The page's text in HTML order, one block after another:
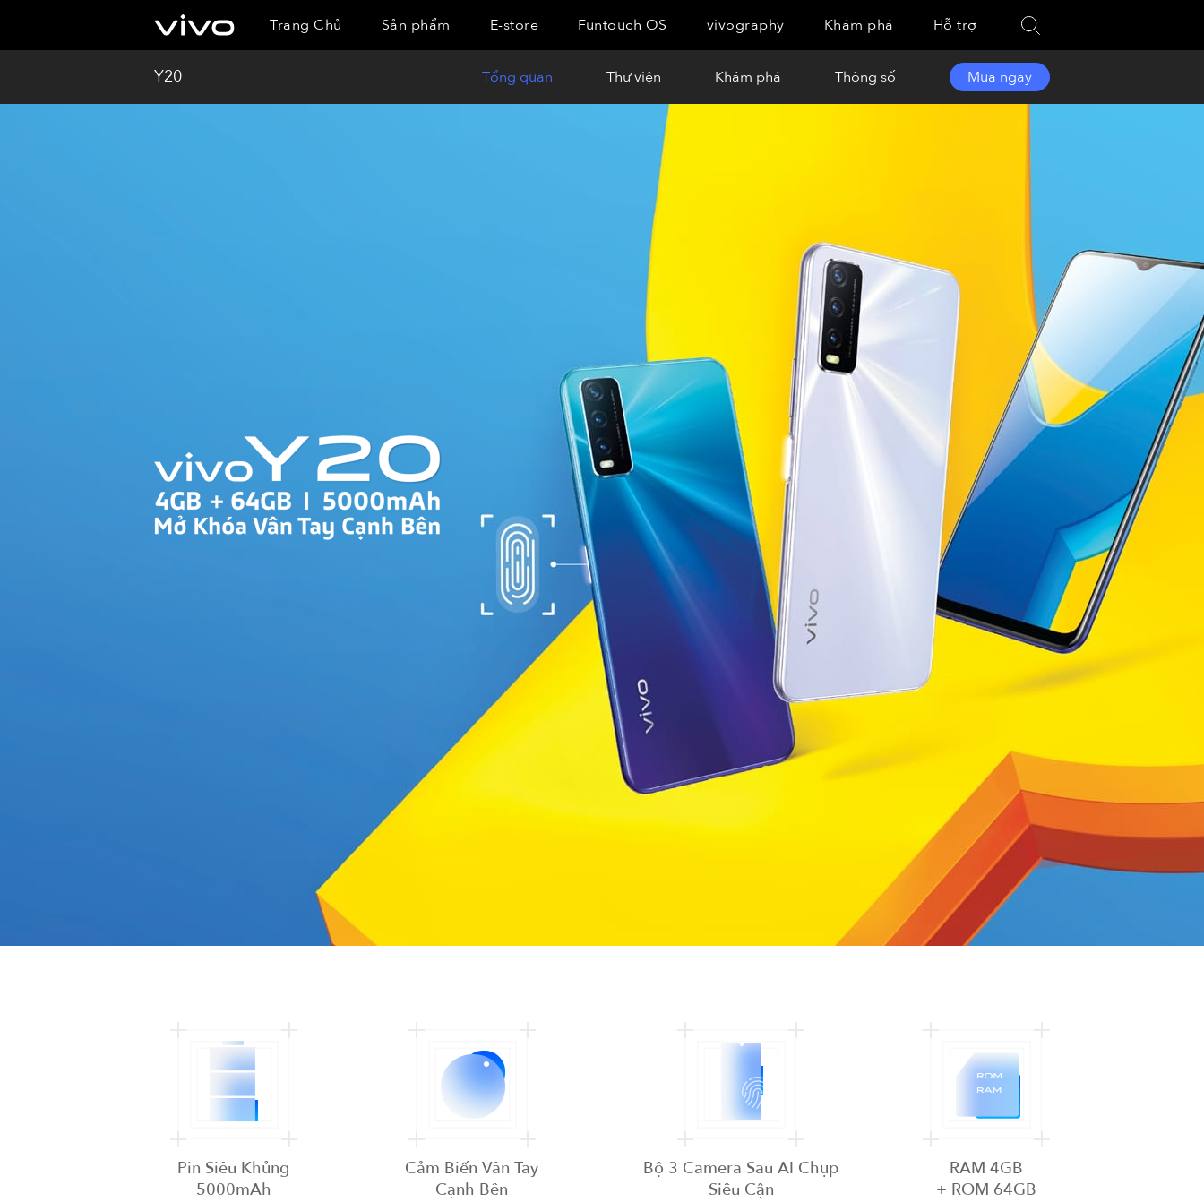
Trang Chủ Sản phẩm E-store Funtouch OS vivography Khám phá Hỗ trợ
Y20 Tổng quan Thư viện Khám phá Thông số Mua ngay
Pin Siêu Khủng
5000mAh
Cảm Biến Vân Tay
Cạnh Bên
Bộ 3 Camera Sau AI Chụp
Siêu Cận
RAM 4GB
+ ROM 64GB